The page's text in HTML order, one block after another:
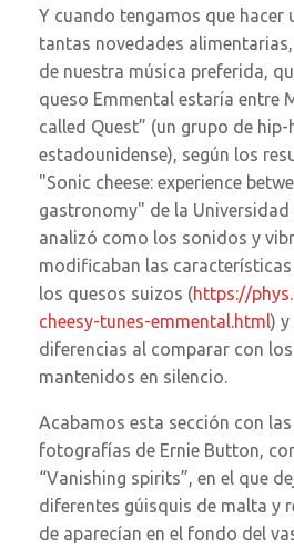
Y cuando tengamos que hacer
tantas novedades
de nuestra música preferida,
queso Emmental estaría entre
called Quest” (un grupo de hip-
estadounidense), según los
"Sonic cheese: experience
gastronomy" de la Universidad
analizó como los sonidos y
modificaban las
los quesos suizos (https://
cheesy-tunes-emmental.html)
diferencias al comparar con
mantenidos en silencio.
Acabamos esta sección con
fotografías de Ernie Button,
“Vanishing spirits”, en el que
diferentes gúisquis de malta y
de aparecían en el fondo del